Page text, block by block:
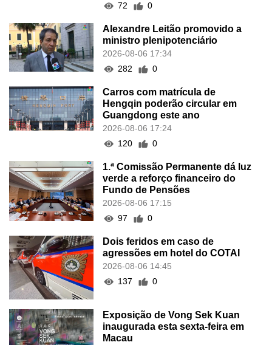
72
0
Alexandre Leitão promovido a
ministro plenipotenciário
2026-08-06 17:34
282
0
Carros com matrícula de
Hengqin poderão circular em
Guangdong este ano
2026-08-06 17:24
120
0
1.ª Comissão Permanente dá luz
verde a reforço financeiro do
Fundo de Pensões
2026-08-06 17:15
97
0
Dois feridos em caso de
agressões em hotel do COTAI
2026-08-06 14:45
137
0
Exposição de Vong Sek Kuan
inaugurada esta sexta-feira em
Macau